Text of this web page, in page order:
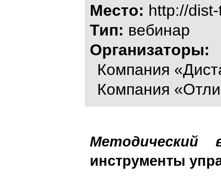
Место: http://
Тип: вебинар
Организаторы:
Компания
Компания
Методический
инструменты